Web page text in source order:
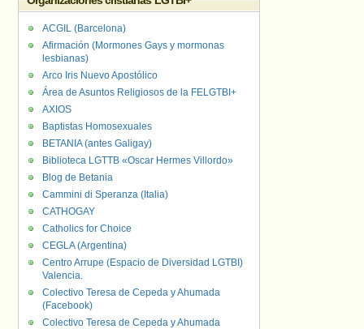
ACGIL (Barcelona)
Afirmación (Mormones Gays y mormonas
lesbianas)
Arco Iris Nuevo Apostólico
Área de Asuntos Religiosos de la FELGTBI+
AXIOS
Baptistas Homosexuales
BETANIA (antes Galigay)
Biblioteca LGTTB «Oscar Hermes Villordo»
Blog de Betania
Cammini di Speranza (Italia)
CATHOGAY
Catholics for Choice
CEGLA (Argentina)
Centro Arrupe (Espacio de Diversidad LGTBI)
Valencia.
Colectivo Teresa de Cepeda y Ahumada
(Facebook)
Colectivo Teresa de Cepeda y Ahumada